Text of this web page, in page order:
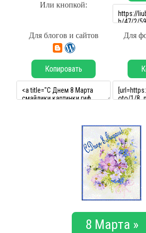
Или кнопкой:
Для блогов и сайтов Для
Копировать
8 Марта »